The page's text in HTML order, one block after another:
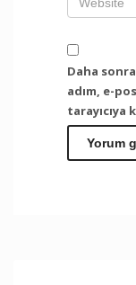
Daha
adım, e-
tarayıcıya